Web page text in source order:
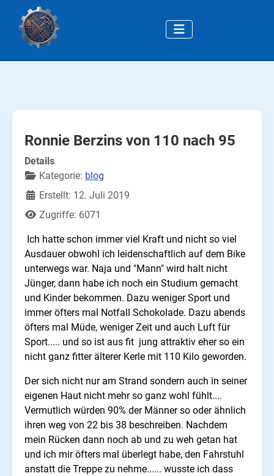
Ronnie Berzins von 110 nach 95
Details
Kategorie: blog
Erstellt: 12. Juli 2019
Zugriffe: 6071
Ich hatte schon immer viel Kraft und nicht so viel
Ausdauer obwohl ich leidenschaftlich auf dem Bike
unterwegs war. Naja und "Mann" wird halt nicht
Jünger, dann habe ich noch ein Studium gemacht
und Kinder bekommen. Dazu weniger Sport und
immer öfters mal Notfall Schokolade. Dazu abends
öfters mal Müde, weniger Zeit und auch Luft für
Sport..... und so ist aus fit jung attraktiv eher so ein
nicht ganz fitter älterer Kerle mit 110 Kilo geworden.
Der sich nicht nur am Strand sondern auch in seiner
eigenen Haut nicht mehr so ganz wohl fühlt....
Vermutlich würden 90% der Männer so oder ähnlich
ihren weg von 22 bis 38 beschreiben. Nachdem
mein Rücken dann noch ab und zu weh getan hat
und ich mir öfters mal überlegt habe, den Fahrstuhl
anstatt die Treppe zu nehme...... wusste ich dass